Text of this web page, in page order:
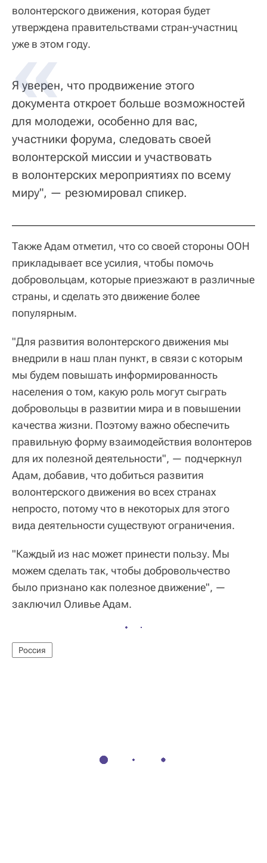
волонтерского движения, которая будет
утверждена правительствами стран-участниц
уже в этом году.
Я уверен, что продвижение этого
документа откроет больше возможностей
для молодежи, особенно для вас,
участники форума, следовать своей
волонтерской миссии и участвовать
в волонтерских мероприятиях по всему
миру", — резюмировал спикер.
Также Адам отметил, что со своей стороны ООН
прикладывает все усилия, чтобы помочь
добровольцам, которые приезжают в различные
страны, и сделать это движение более
популярным.
"Для развития волонтерского движения мы
внедрили в наш план пункт, в связи с которым
мы будем повышать информированность
населения о том, какую роль могут сыграть
добровольцы в развитии мира и в повышении
качества жизни. Поэтому важно обеспечить
правильную форму взаимодействия волонтеров
для их полезной деятельности", — подчеркнул
Адам, добавив, что добиться развития
волонтерского движения во всех странах
непросто, потому что в некоторых для этого
вида деятельности существуют ограничения.
"Каждый из нас может принести пользу. Мы
можем сделать так, чтобы добровольчество
было признано как полезное движение", —
заключил Оливье Адам.
Россия